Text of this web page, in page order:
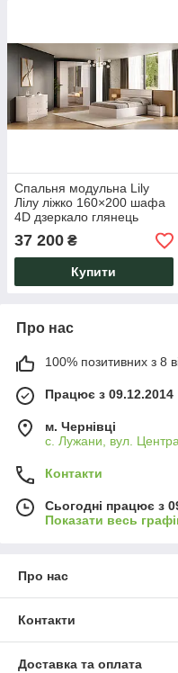
Спальня модульна Lily
Лілу ліжко 160×200 шафа
4D дзеркало глянець
кашемір
37 200 ₴
Купити
Про нас
100% позитивних з 8
Працює з 09.12.2014
м. Чернівці
с. Лужани, вул.
Контакти
Сьогодні працює з
Показати весь
Про нас
Контакти
Доставка та оплата